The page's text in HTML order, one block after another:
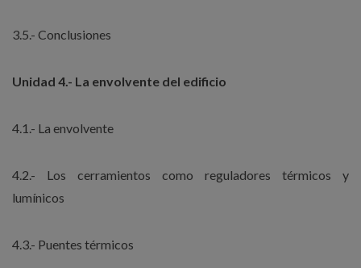
3.5.- Conclusiones
Unidad 4.- La envolvente del edificio
4.1.- La envolvente
4.2.- Los cerramientos como reguladores térmicos y
lumínicos
4.3.- Puentes térmicos